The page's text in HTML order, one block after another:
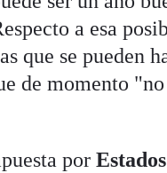
a esa
que se pueden
de momento
por